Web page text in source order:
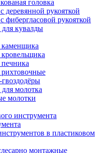
головка
деревянной рукояткой
фибергласовой рукояткой
для кувалды
молотка
молотки
инструмента
в пластиковом
монтажные